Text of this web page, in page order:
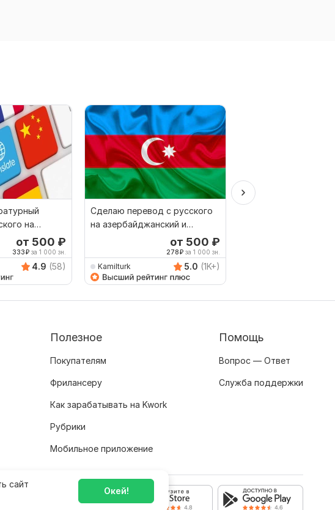
на
от 500 ₽
333₽ за 1 000 зн.
4.9 (58)
Сделаю перевод с русского
на азербайджанский и
от 500 ₽
278₽ за 1 000 зн.
Kamilturk 5.0 (1K+)
сайт
Окей!
Полезное
Покупателям
Фрилансеру
Как зарабатывать на Kwork
Рубрики
Мобильное приложение
Помощь
Вопрос — Ответ
Служба поддержки